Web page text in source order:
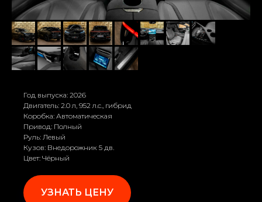
Год выпуска: 2026
Двигатель: 2.0 л, 952 л.с., гибрид
Коробка: Автоматическая
Привод: Полный
Руль: Левый
Кузов: Внедорожник 5 дв.
Цвет: Чёрный
УЗНАТЬ ЦЕНУ